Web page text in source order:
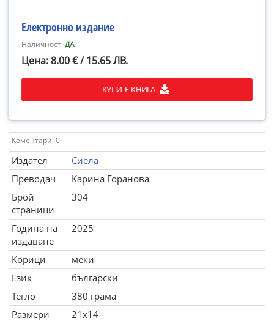
Електронно издание
Наличност:ДА
Цена: 8.00 € / 15.65 ЛВ.
КУПИ Е-КНИГА
Коментари: 0
Издател
Сиела
Преводач
Карина Горанова
Брой
страници
304
Година на
издаване
2025
Корици
меки
Език
български
Тегло
380 грама
Размери
21x14